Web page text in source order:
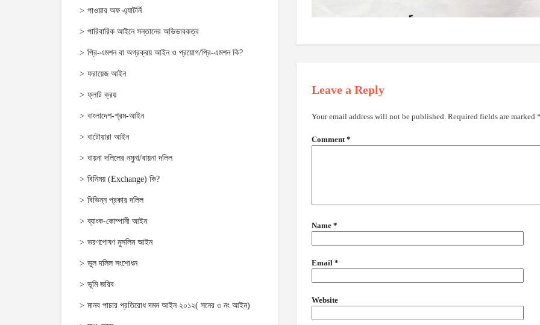
পাওয়ার অফ এ্যাটর্নি
পারিবারিক আইনে সন্তানের অভিভাবকত্ব
প্রি-এমশন বা অগ্রক্রয় আইন ও প্রয়োগ/প্রি-এমশন কি?
ফরায়েজ আইন
ফ্লাট ক্রয়
বাংলাদেশ-শ্রম-আইন
বাটোয়ারা আইন
বায়না দলিলের নমুনা/বায়না দলিল
বিনিময় (Exchange) কি?
বিভিন্ন প্রকার দলিল
ব্যাংক-কোম্পানী আইন
ভরণপোষণ মুসলিম আইন
ভুল দলিল সংশোধন
ভূমি জরিব
মানব পাচার প্রতিরোধ দমন আইন ২০১২( সনের ৩ নং আইন)
Leave a Reply
Your email address will not be published. Required fields are marked
Comment *
Name *
Email *
Website